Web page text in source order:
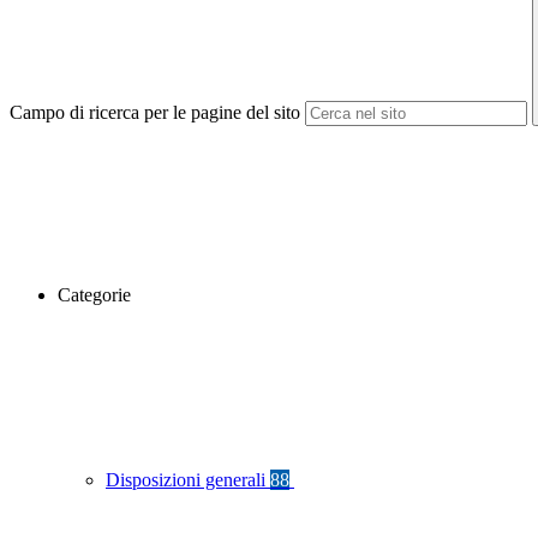
Campo di ricerca per le pagine del sito
Categorie
Disposizioni generali 88